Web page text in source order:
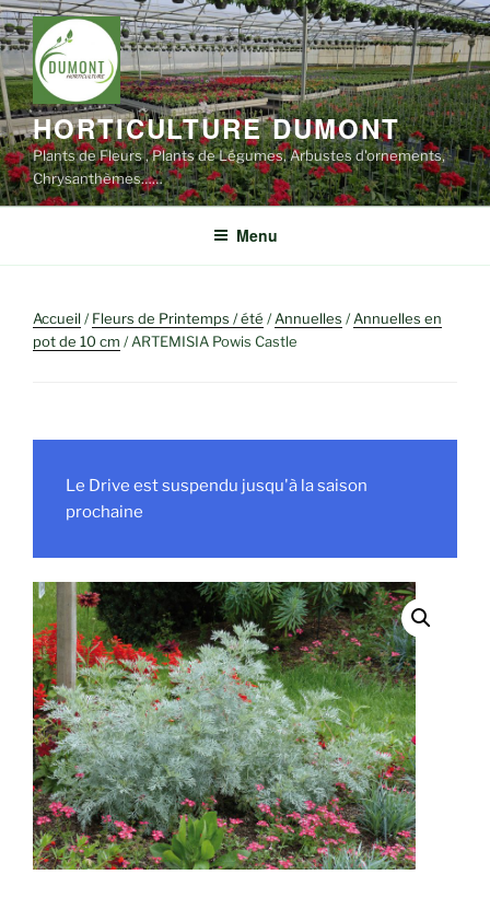
Aller
au
contenu
principal
HORTICULTURE DUMONT
Plants de Fleurs , Plants de Légumes, Arbustes d'ornements,
Chrysanthèmes……
Menu
Accueil/Fleurs de Printemps / été /Annuelles /Annuelles en
pot de 10 cm / ARTEMISIA Powis Castle
Le Drive est suspendu jusqu'à la saison
prochaine